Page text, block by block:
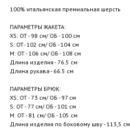
100% итальянская премиальная шерсть
ПАРАМЕТРЫ ЖАКЕТА:
XS: ОТ - 98 см/ ОБ - 100 см
S: ОТ- 102 см/ ОБ - 104 см
M: ОТ - 106 см/ ОБ - 108 см
Длина изделия - 76.5 см
Длина рукава - 66.5 см
ПАРАМЕТРЫ БРЮК:
XS: ОТ - 73 см/ ОБ - 97 см
S: ОТ - 77 см/ ОБ - 101 см
M: ОТ - 81 см/ ОБ - 105 см
Длина изделия по боковому шву - 113,5 см